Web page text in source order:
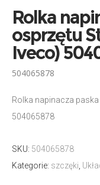
Rolka
osprzętu
Iveco)
504065878
Rolka napinacza
504065878
SKU: 504065878
Kategorie: szczęki